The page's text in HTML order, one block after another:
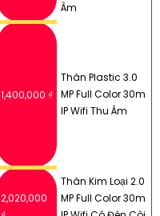
Âm
1,400,000 ₫
Thân Plastic 3.0
MP Full Color 30m
IP Wifi Thu Âm
2,020,000
Thân Kim Loại 2.0
MP Full Color 30m